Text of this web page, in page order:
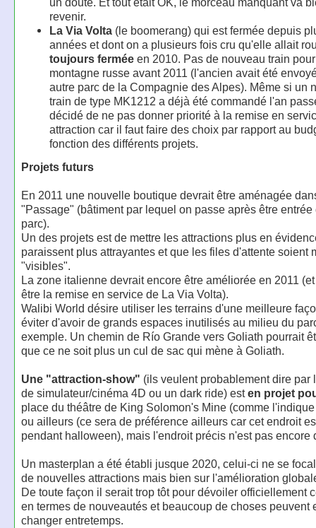
revenir.
La Via Volta(le boomerang) qui est fermée depuis
années et dont on a plusieurs fois cru qu'elle allait
toujours ferméeen 2010. Pas de nouveau train
montagne russe avant 2011 (l'ancien avait été
autre parc de la Compagnie des Alpes). Même si un
train de type MK1212 a déjà été commandé l'an
décidé de ne pas donner priorité à la remise en
attraction car il faut faire des choix par rapport au
fonction des différents projets.
Projets futurs
En 2011 une nouvelle boutique devrait être aménagée
"Passage" (bâtiment par lequel on passe après être entrée
parc).
Un des projets est de mettre les attractions plus en
paraissent plus attrayantes et que les files d'attente soient
"visibles".
La zone italienne devrait encore être améliorée en 2011
être la remise en service de La Via Volta).
Walibi World désire utiliser les terrains d'une meilleure
éviter d'avoir de grands espaces inutilisés au milieu du
exemple. Un chemin de Río Grande vers Goliath pourrait
que ce ne soit plus un cul de sac qui mène à Goliath.
Une "attraction-show" (ils veulent probablement dire par
de simulateur/cinéma 4D ou un dark ride) esten projet
place du théâtre de King Solomon's Mine (comme
ou ailleurs (ce sera de préférence ailleurs car cet endroit
pendant halloween), mais l'endroit précis n'est pas encore
Un masterplan a été établi jusque 2020, celui-ci ne se
de nouvelles attractions mais bien sur l'amélioration
De toute façon il serait trop tôt pour dévoiler officiellement
en termes de nouveautés et beaucoup de choses peuvent
changer entretemps.